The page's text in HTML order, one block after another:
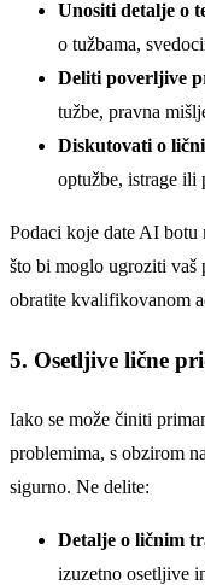
Unositi detalje o
o tužbama,
Deliti poverljive
tužbe, pravna
Diskutovati o
optužbe, istrage ili
Podaci koje date AI
što bi moglo ugroziti vaš
obratite kvalifikovanom
5. Osetljive lične
Iako se može činiti
problemima, s obzirom
sigurno. Ne delite:
Detalje o ličnim
izuzetno osetljive